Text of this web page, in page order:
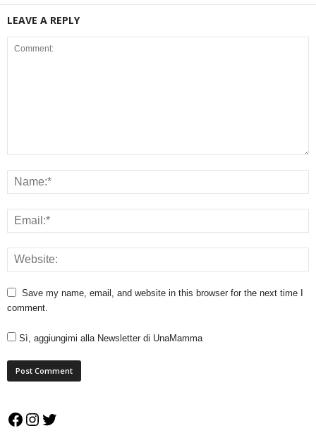
LEAVE A REPLY
Save my name, email, and website in this browser for the next time I
comment.
Sì, aggiungimi alla Newsletter di UnaMamma
Facebook
Instagram
Twitter